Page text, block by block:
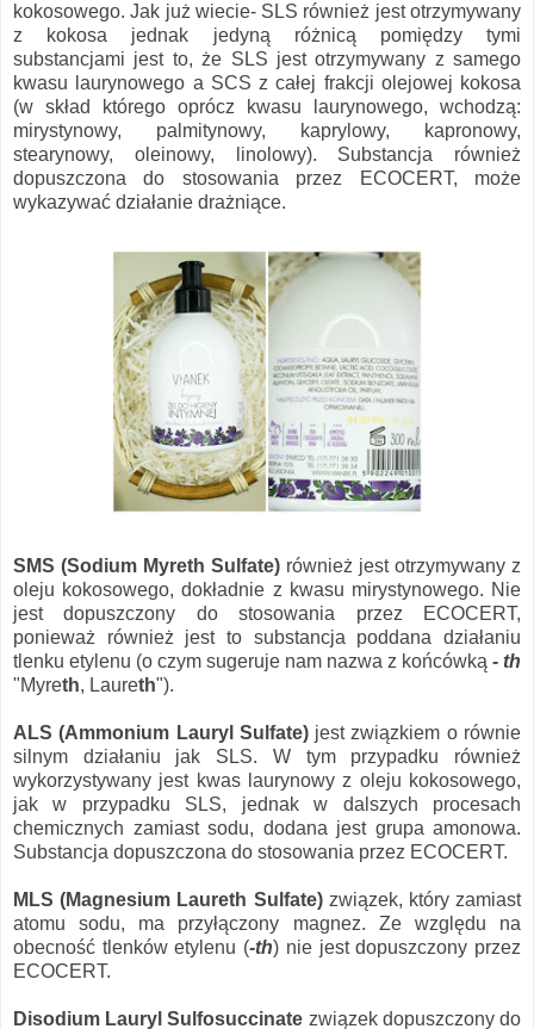
kokosowego. Jak już wiecie- SLS również jest otrzymywany
z kokosa jednak jedyną różnicą pomiędzy tymi
substancjami jest to, że SLS jest otrzymywany z samego
kwasu laurynowego a SCS z całej frakcji olejowej kokosa
(w skład którego oprócz kwasu laurynowego, wchodzą:
mirystynowy, palmitynowy, kaprylowy, kapronowy,
stearynowy, oleinowy, linolowy). Substancja również
dopuszczona do stosowania przez ECOCERT, może
wykazywać działanie drażniące.
SMS (Sodium Myreth Sulfate) również jest otrzymywany z
oleju kokosowego, dokładnie z kwasu mirystynowego. Nie
jest dopuszczony do stosowania przez ECOCERT,
ponieważ również jest to substancja poddana działaniu
tlenku etylenu (o czym sugeruje nam nazwa z końcówką - th
"Myreth, Laureth").
ALS (Ammonium Lauryl Sulfate)jest związkiem o równie
silnym działaniu jak SLS. W tym przypadku również
wykorzystywany jest kwas laurynowy z oleju kokosowego,
jak w przypadku SLS, jednak w dalszych procesach
chemicznych zamiast sodu, dodana jest grupa amonowa.
Substancja dopuszczona do stosowania przez ECOCERT.
MLS (Magnesium Laureth Sulfate) związek, który zamiast
atomu sodu, ma przyłączony magnez. Ze względu na
obecność tlenków etylenu (-th) nie jest dopuszczony przez
ECOCERT.
Disodium Lauryl Sulfosuccinate związek dopuszczony do